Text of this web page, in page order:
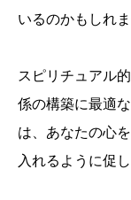
いるのかもしれま
スピリチュアル
係の構築に最適
は、あなたの心
入れるように促